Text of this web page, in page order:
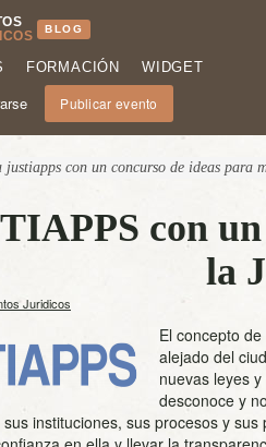
BLOG
FORMACIÓN WIDGET
Publicar evento
justiapps con un concurso de ideas para
con
la
Juridicos
El concepto
alejado del
nuevas leyes
desconoce y
instituciones, sus procesos y